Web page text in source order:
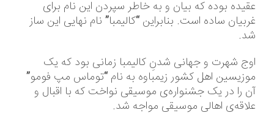
عقیده بوده که بیان و به خاطر سپردن این نام برای
غربیان ساده است. بنابراین “کالیمبا” نام نهایی این ساز
شد.
اوج شهرت و جهانی شدنِ کالیمبا زمانی بود که یک
موزیسین اهل کشور زیمباوه به نام “توماس مپ فومو”
آن را در یک جشنواره‌ی موسیقی نواخت که با اقبال و
علاقه‌ی اهالی موسیقی مواجه شد.